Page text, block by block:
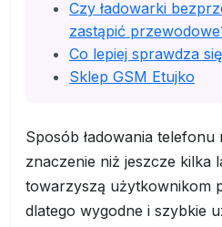
Czy ładowarki
zastąpić
Co lepiej sprawdza
Sklep GSM Etujko
Sposób ładowania telefonu
znaczenie niż jeszcze kilka
towarzyszą użytkownikom
dlatego wygodne i szybkie